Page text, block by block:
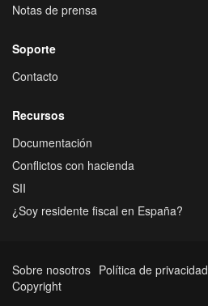
Notas de prensa
Soporte
Contacto
Recursos
Documentación
Conflictos con hacienda
SII
¿Soy residente fiscal en España?
Sobre nosotros Política de privacidad
Copyright